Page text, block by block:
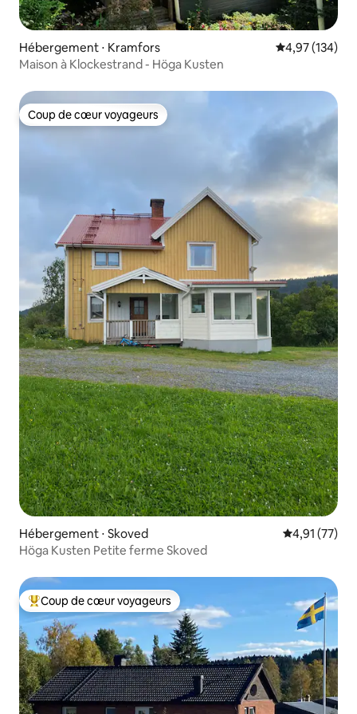
Hébergement ⋅ Kramfors Évaluation
4,97 (134)
Maison à Klockestrand - Höga Kusten
Coup de cœur voyageurs
Coup de cœur voyageurs
Hébergement ⋅ Skoved Évaluation
4,91 (77)
Höga Kusten Petite ferme Skoved
Coups de cœur voyageurs les plus appréciés
Coup de cœur voyageurs